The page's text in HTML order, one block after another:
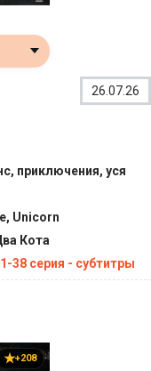
26.07.26
приключения, уся
Unicorn
Кота
38 серия - субтитры
+208